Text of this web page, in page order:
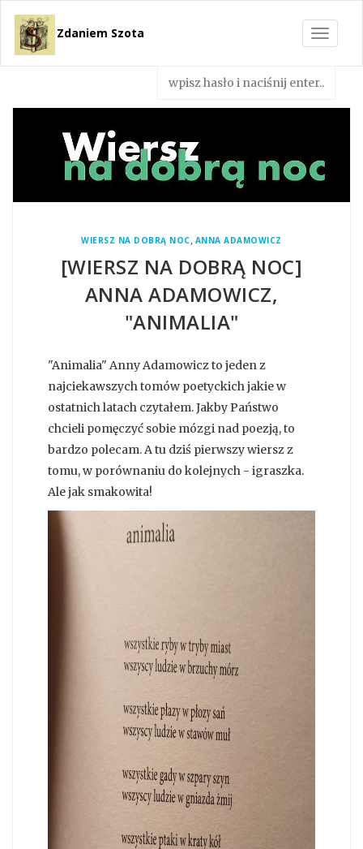
Toggle
Zdaniem Szota
WIERSZ NA DOBRĄ NOC, ANNA ADAMOWICZ
[WIERSZ NA DOBRĄ NOC]
ANNA ADAMOWICZ,
"ANIMALIA"
"Animalia" Anny Adamowicz to jeden z
najciekawszych tomów poetyckich jakie w
ostatnich latach czytałem. Jakby Państwo
chcieli pomęczyć sobie mózgi nad poezją, to
bardzo polecam. A tu dziś pierwszy wiersz z
tomu, w porównaniu do kolejnych - igraszka.
Ale jak smakowita!